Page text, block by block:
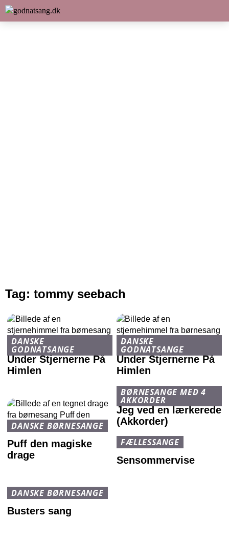
Tag: tommy seebach
DANSKE
GODNATSANGE
Under Stjernerne På
Himlen
DANSKE
GODNATSANGE
Under Stjernerne På
Himlen
DANSKE BØRNESANGE
Puff den magiske
drage
BØRNESANGE MED 4
AKKORDER
Jeg ved en lærkerede
(Akkorder)
FÆLLESSANGE
Sensommervise
DANSKE BØRNESANGE
Busters sang